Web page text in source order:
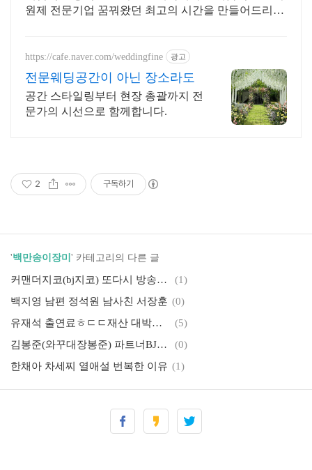
원제 전문기업 꿈꿔왔던 최고의 시간을 만들어드리겠
https://cafe.naver.com/weddingfine 광고
전문웨딩공간이 아닌 장소라도
공간 스타일링부터 현장 총괄까지 전
문가의 시선으로 함께합니다.
2 구독하기
'백만송이장미 ' 카테고리의 다른 글
커맨더지코(bj지코) 또다시 방송정지처분
(1)
백지영 남편 정석원 남사친 서장훈 (0)
유재석 출연료ㅎㄷㄷ재산 대박이네!
(5)
김봉준(와꾸대장봉준) 파트너BJ가 되기까지....
(0)
한채아 차세찌 열애설 번복한 이유 (1)